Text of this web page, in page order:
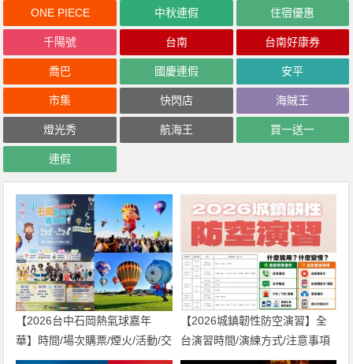
ONE PIECE 中秋連假 住宿優惠
千陽號 台南 台南好康券
喬巴 國慶連假 安平
市集 快閃店 海賊王
燈光秀 航海王 買一送一
連假
【2026台中石岡熱氣球嘉年
華】時間/場次購票/煙火/活動/交
通，土牛運動公園登場！
【2026城鎮韌性防空演習】全
台演習時間/演練方式/注意事項
一次看！